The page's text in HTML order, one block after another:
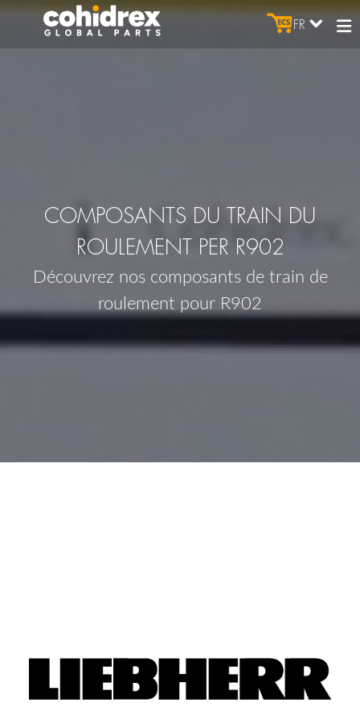
FR
COMPOSANTS DU TRAIN DU
ROULEMENT PER R902
Découvrez nos composants de train de
roulement pour R902